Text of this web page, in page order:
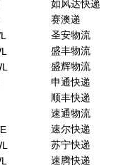
如风达快递
赛澳递
圣安物流
盛丰物流
盛辉物流
申通快递
顺丰快递
速通物流
速尔快递
苏宁快递
速腾快递